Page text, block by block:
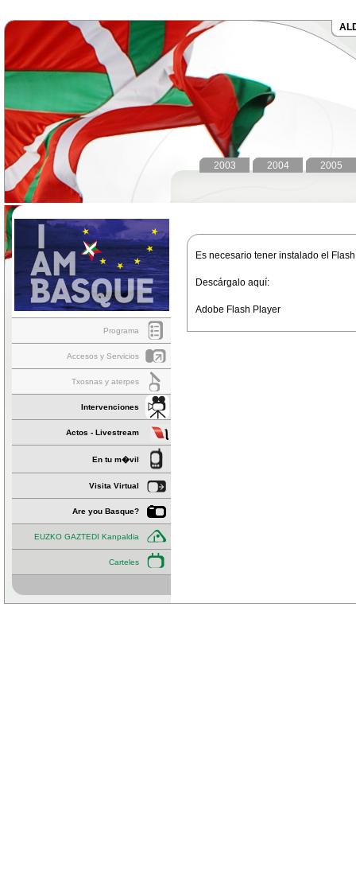
2005
2004
2003
Programa
Accesos y Servicios
Txosnas y aterpes
Intervenciones
Actos - Livestream
En tu m�vil
Visita Virtual
Are you Basque?
EUZKO GAZTEDI Kanpaldia
Carteles
Es necesario tener instalado el
Descárgalo aquí:
Adobe Flash Player